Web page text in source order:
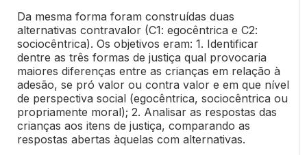
Da mesma forma foram construídas duas
alternativas contravalor (C1: egocêntrica e C2:
sociocêntrica). Os objetivos eram: 1. Identificar
dentre as três formas de justiça qual provocaria
maiores diferenças entre as crianças em relação à
adesão, se pró valor ou contra valor e em que nível
de perspectiva social (egocêntrica, sociocêntrica ou
propriamente moral); 2. Analisar as respostas das
crianças aos itens de justiça, comparando as
respostas abertas àquelas com alternativas.